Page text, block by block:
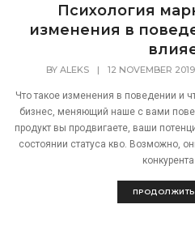
Психология
изменения в
BY ALEKS | 12 NOVEMBER 2019
Что такое изменения в поведении и
бизнес, меняющий наше с вами
продукт вы продвигаете, ваши
состоянии статуса кво. Возможно,
ПРОДОЛЖИТЬ